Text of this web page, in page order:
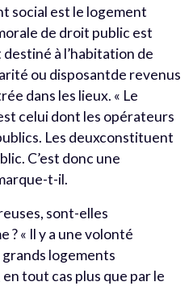
social est le logement
de droit public est
à l’habitation de
ou disposantde revenus
dans les lieux. « Le
celui dont les opérateurs
Les deuxconstituent
C’est donc une
t-il.
sont-elles
? « Il y a une volonté
logements
tout cas plus que par le